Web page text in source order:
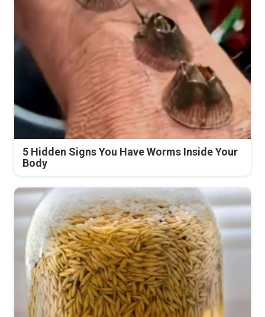
5 Hidden Signs You Have Worms Inside Your
Body